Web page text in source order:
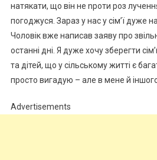
натякати, що він не nроти роз
погоджуся. Зараз у нас у сім’ї дуже
Чоловік вже написав заяву про
останні дні. Я дуже хочу зберегти
та дітей, що у сільському житті є
просто вигадую – але в мене й
Advertisements